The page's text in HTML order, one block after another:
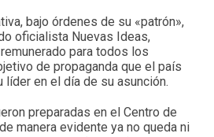
bajo órdenes de su «patrón»,
oficialista Nuevas Ideas,
para todos los
de propaganda que el país
líder en el día de su asunción.
preparadas en el Centro de
manera evidente ya no queda ni